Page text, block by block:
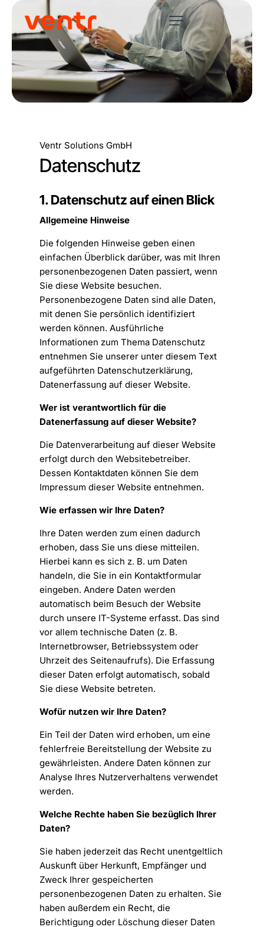
Ventr Solutions GmbH
Datenschutz
1. Datenschutz auf einen Blick
Allgemeine Hinweise
Die folgenden Hinweise geben einen
einfachen Überblick darüber, was mit Ihren
personenbezogenen Daten passiert, wenn
Sie diese Website besuchen.
Personenbezogene Daten sind alle Daten,
mit denen Sie persönlich identifiziert
werden können. Ausführliche
Informationen zum Thema Datenschutz
entnehmen Sie unserer unter diesem Text
aufgeführten Datenschutzerklärung,
Datenerfassung auf dieser Website.
Wer ist verantwortlich für die
Datenerfassung auf dieser Website?
Die Datenverarbeitung auf dieser Website
erfolgt durch den Websitebetreiber.
Dessen Kontaktdaten können Sie dem
Impressum dieser Website entnehmen.
Wie erfassen wir Ihre Daten?
Ihre Daten werden zum einen dadurch
erhoben, dass Sie uns diese mitteilen.
Hierbei kann es sich z. B. um Daten
handeln, die Sie in ein Kontaktformular
eingeben. Andere Daten werden
automatisch beim Besuch der Website
durch unsere IT-Systeme erfasst. Das sind
vor allem technische Daten (z. B.
Internetbrowser, Betriebssystem oder
Uhrzeit des Seitenaufrufs). Die Erfassung
dieser Daten erfolgt automatisch, sobald
Sie diese Website betreten.
Wofür nutzen wir Ihre Daten?
Ein Teil der Daten wird erhoben, um eine
fehlerfreie Bereitstellung der Website zu
gewährleisten. Andere Daten können zur
Analyse Ihres Nutzerverhaltens verwendet
werden.
Welche Rechte haben Sie bezüglich Ihrer
Daten?
Sie haben jederzeit das Recht unentgeltlich
Auskunft über Herkunft, Empfänger und
Zweck Ihrer gespeicherten
personenbezogenen Daten zu erhalten. Sie
haben außerdem ein Recht, die
Berichtigung oder Löschung dieser Daten